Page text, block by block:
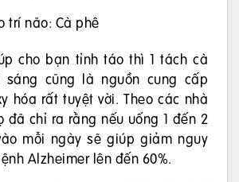
trí não: Cà phê
cho bạn tỉnh táo thì 1 tách cà
sáng cũng là nguồn cung cấp
hóa rất tuyệt vời. Theo các nhà
đã chỉ ra rằng nếu uống 1 đến 2
mỗi ngày sẽ giúp giảm nguy
Alzheimer lên đến 60%.